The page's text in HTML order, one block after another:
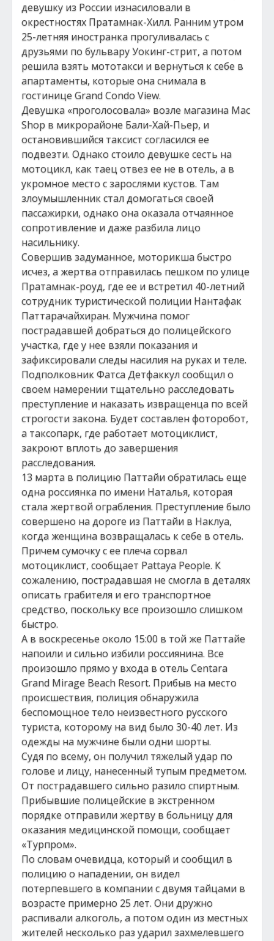
девушку из России изнасиловали в
окрестностях Пратамнак-Хилл. Ранним утром
25-летняя иностранка прогуливалась с
друзьями по бульвару Уокинг-стрит, а потом
решила взять мототакси и вернуться к себе в
апартаменты, которые она снимала в
гостинице Grand Condo View.
Девушка «проголосовала» возле магазина Mac
Shop в микрорайоне Бали-Хай-Пьер, и
остановившийся таксист согласился ее
подвезти. Однако стоило девушке сесть на
мотоцикл, как таец отвез ее не в отель, а в
укромное место с зарослями кустов. Там
злоумышленник стал домогаться своей
пассажирки, однако она оказала отчаянное
сопротивление и даже разбила лицо
насильнику.
Совершив задуманное, моторикша быстро
исчез, а жертва отправилась пешком по улице
Пратамнак-роуд, где ее и встретил 40-летний
сотрудник туристической полиции Нантафак
Паттарачайхиран. Мужчина помог
пострадавшей добраться до полицейского
участка, где у нее взяли показания и
зафиксировали следы насилия на руках и теле.
Подполковник Фатса Детфаккул сообщил о
своем намерении тщательно расследовать
преступление и наказать извращенца по всей
строгости закона. Будет составлен фоторобот,
а таксопарк, где работает мотоциклист,
закроют вплоть до завершения
расследования.
13 марта в полицию Паттайи обратилась еще
одна россиянка по имени Наталья, которая
стала жертвой ограбления. Преступление было
совершено на дороге из Паттайи в Наклуа,
когда женщина возвращалась к себе в отель.
Причем сумочку с ее плеча сорвал
мотоциклист, сообщает Pattaya People. К
сожалению, пострадавшая не смогла в деталях
описать грабителя и его транспортное
средство, поскольку все произошло слишком
быстро.
А в воскресенье около 15:00 в той же Паттайе
напоили и сильно избили россиянина. Все
произошло прямо у входа в отель Centara
Grand Mirage Beach Resort. Прибыв на место
происшествия, полиция обнаружила
беспомощное тело неизвестного русского
туриста, которому на вид было 30-40 лет. Из
одежды на мужчине были одни шорты.
Судя по всему, он получил тяжелый удар по
голове и лицу, нанесенный тупым предметом.
От пострадавшего сильно разило спиртным.
Прибывшие полицейские в экстренном
порядке отправили жертву в больницу для
оказания медицинской помощи, сообщает
«Турпром».
По словам очевидца, который и сообщил в
полицию о нападении, он видел
потерпевшего в компании с двумя тайцами в
возрасте примерно 25 лет. Они дружно
распивали алкоголь, а потом один из местных
жителей несколько раз ударил захмелевшего